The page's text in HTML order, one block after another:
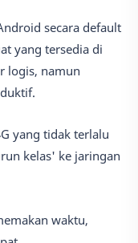
secara default
yang tersedia di
logis, namun
yang tidak terlalu
kelas' ke jaringan
waktu,